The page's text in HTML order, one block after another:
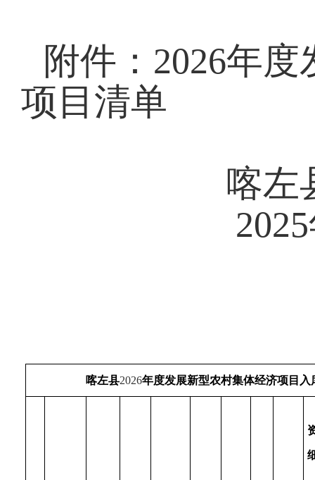
附件：2026年
项目清单
喀左县农
2025年
喀左县2026年度发展新型农村集体经济项目入